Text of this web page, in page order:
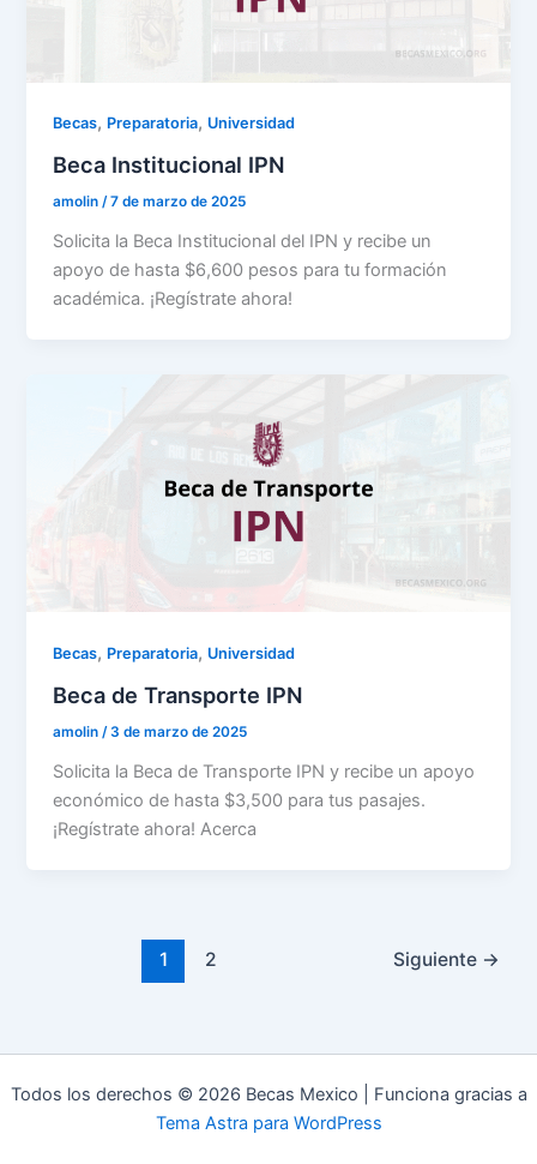
Becas, Preparatoria, Universidad
Beca Institucional IPN
amolin/7 de marzo de 2025
Solicita la Beca Institucional del IPN y recibe un
apoyo de hasta $6,600 pesos para tu formación
académica. ¡Regístrate ahora!
Becas, Preparatoria, Universidad
Beca de Transporte IPN
amolin/3 de marzo de 2025
Solicita la Beca de Transporte IPN y recibe un apoyo
económico de hasta $3,500 para tus pasajes.
¡Regístrate ahora! Acerca
1 2 Siguiente →
Todos los derechos © 2026 Becas Mexico | Funciona gracias a
Tema Astra para WordPress